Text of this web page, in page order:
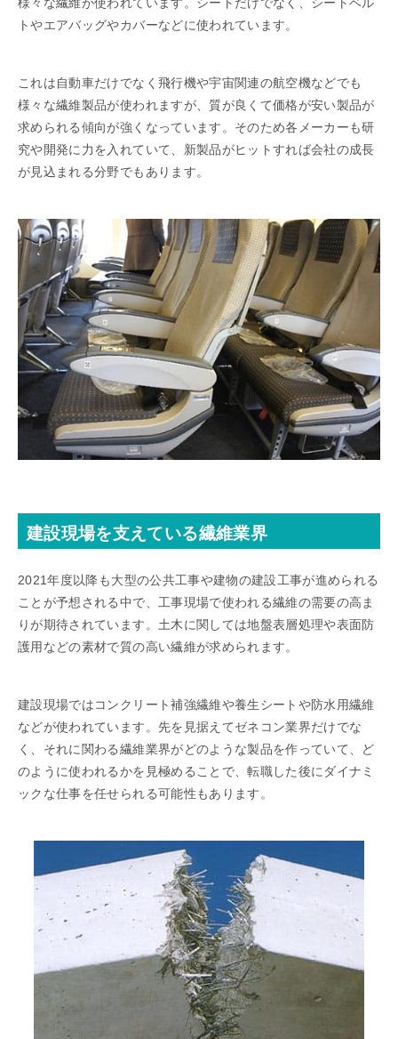
トやエアバッグやカバーなどに使われています。
これは自動車だけでなく飛行機や宇宙関連の航空機などでも
様々な繊維製品が使われますが、質が良くて価格が安い製品が
求められる傾向が強くなっています。そのため各メーカーも研
究や開発に力を入れていて、新製品がヒットすれば会社の成長
が見込まれる分野でもあります。
建設現場を支えている繊維業界
2021年度以降も大型の公共工事や建物の建設工事が進められる
ことが予想される中で、工事現場で使われる繊維の需要の高ま
りが期待されています。土木に関しては地盤表層処理や表面防
護用などの素材で質の高い繊維が求められます。
建設現場ではコンクリート補強繊維や養生シートや防水用繊維
などが使われています。先を見据えてゼネコン業界だけでな
く、それに関わる繊維業界がどのような製品を作っていて、ど
のように使われるかを見極めることで、転職した後にダイナミ
ックな仕事を任せられる可能性もあります。